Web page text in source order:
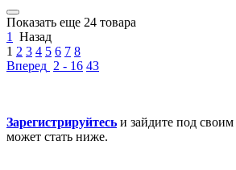
Показать еще 24 товара
1
Назад
1 2 3 4 5 6 7 8
Вперед 2 - 16 43
Зарегистрируйтесь и зайдите под
может стать ниже.